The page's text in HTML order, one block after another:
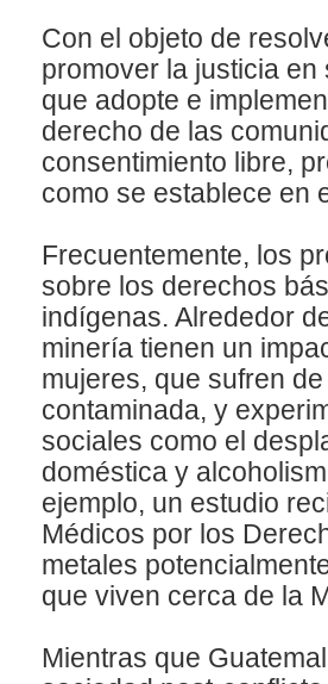
Con el objeto de
promover la justicia
que adopte e
derecho de las
consentimiento libre,
como se establece en
Frecuentemente, los
sobre los derechos
indígenas. Alrededor
minería tienen un
mujeres, que sufren
contaminada, y
sociales como el
doméstica y
ejemplo, un estudio
Médicos por los
metales
que viven cerca de la
Mientras que